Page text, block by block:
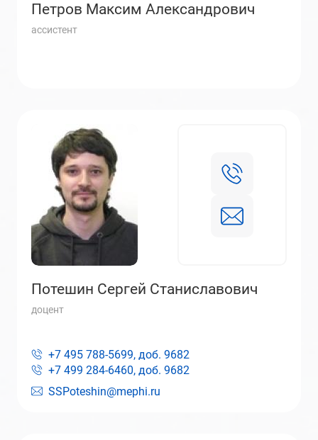
Петров Максим Александрович
ассистент
Потешин Сергей Станиславович
доцент
SSPoteshin@mephi.ru
+7 495 788-5699, доб. 9682
+7 499 284-6460, доб. 9682